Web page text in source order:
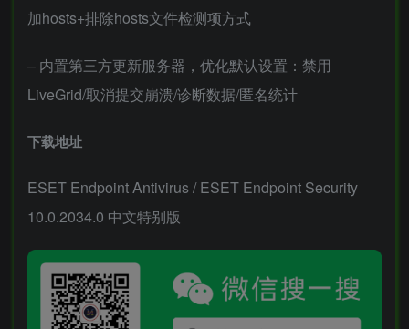
加hosts+排除hosts文件检测项方式
– 内置第三方更新服务器，优化默认设置：禁用
LiveGrid/取消提交崩溃/诊断数据/匿名统计
下载地址
ESET Endpoint Antivirus / ESET Endpoint Security
10.0.2034.0 中文特别版